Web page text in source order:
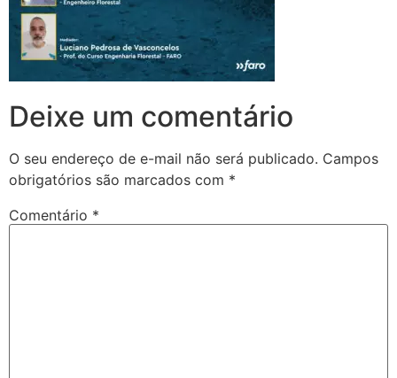
Deixe um comentário
O seu endereço de e-mail não será publicado. Campos
obrigatórios são marcados com *
Comentário *